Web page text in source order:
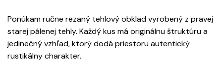
Ponúkam ručne rezaný tehlový obklad vyrobený z pravej
starej pálenej tehly. Každý kus má originálnu štruktúru a
jedinečný vzhľad, ktorý dodá priestoru autentický
rustikálny charakter.